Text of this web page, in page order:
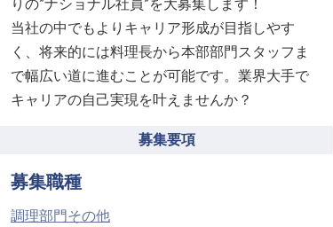
りの”ナショナル社員”を大募集します！
当社の中でもよりキャリア形成が目指しやす
く、将来的には料理長から本部部門スタッフま
で幅広い道に進むことが可能です。業界大手で
キャリアの自己実現を叶えませんか？
募集要項
募集職種
調理部門その他